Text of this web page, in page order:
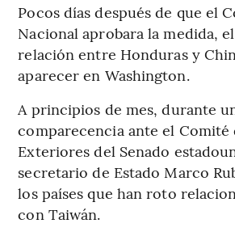
Pocos días después de que el
Nacional aprobara la medida,
relación entre Honduras y
aparecer en Washington.
A principios de mes, durante
comparecencia ante el Comité
Exteriores del Senado
secretario de Estado Marco
los países que han roto
con Taiwán.